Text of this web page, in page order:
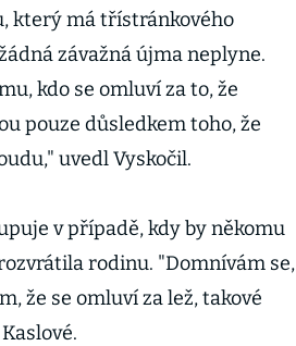
který má třístránkového
závažná újma neplyne.
kdo se omluví za to, že
pouze důsledkem toho, že
uvedl Vyskočil.
v případě, kdy by někomu
rodinu. "Domnívám se,
že se omluví za lež, takové